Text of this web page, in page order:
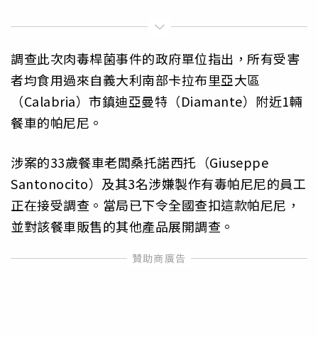
調查此次肉毒桿菌事件的政府單位指出，所有受害
者均食用過來自義大利南部卡拉布里亞大區
（Calabria）市鎮迪亞曼特（Diamante）附近1輛
餐車的帕尼尼。
涉案的33歲餐車老闆桑托諾西托（Giuseppe
Santonocito）及其3名涉嫌製作有毒帕尼尼的員工
正在接受調查。當局已下令全國查扣這款帕尼尼，
並對該餐車販售的其他產品展開調查。